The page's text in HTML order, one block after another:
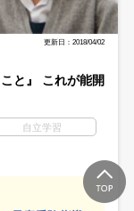
更新日：2018/04/02
と』 これが能開
自立学習